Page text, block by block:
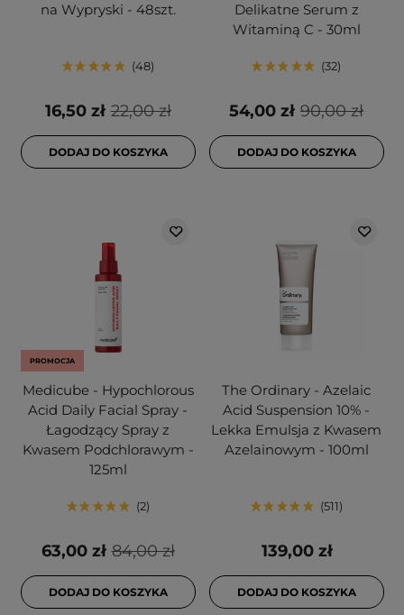
na Wypryski - 48szt.
48
22,00 zł
16,50 zł
DODAJ DO KOSZYKA
Delikatne Serum z
Witaminą C - 30ml
32
90,00 zł
54,00 zł
DODAJ DO KOSZYKA
PROMOCJA
Medicube - Hypochlorous
Acid Daily Facial Spray -
Łagodzący Spray z
Kwasem Podchlorawym -
125ml
2
84,00 zł
63,00 zł
DODAJ DO KOSZYKA
The Ordinary - Azelaic
Acid Suspension 10% -
Lekka Emulsja z Kwasem
Azelainowym - 100ml
511
139,00 zł
DODAJ DO KOSZYKA